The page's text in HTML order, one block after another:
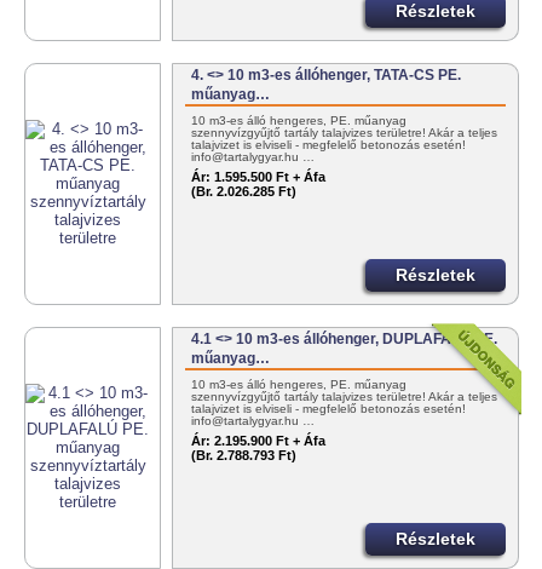
Részletek
4. <> 10 m3-es állóhenger, TATA-CS PE.
műanyag…
10 m3-es álló hengeres, PE. műanyag
szennyvízgyűjtő tartály talajvizes területre! Akár a teljes
talajvizet is elviseli - megfelelő betonozás esetén!
info@tartalygyar.hu …
Ár: 1.595.500 Ft + Áfa
(Br. 2.026.285 Ft)
Részletek
4.1 <> 10 m3-es állóhenger, DUPLAFALÚ PE.
műanyag…
10 m3-es álló hengeres, PE. műanyag
szennyvízgyűjtő tartály talajvizes területre! Akár a teljes
talajvizet is elviseli - megfelelő betonozás esetén!
info@tartalygyar.hu …
Ár: 2.195.900 Ft + Áfa
(Br. 2.788.793 Ft)
Részletek